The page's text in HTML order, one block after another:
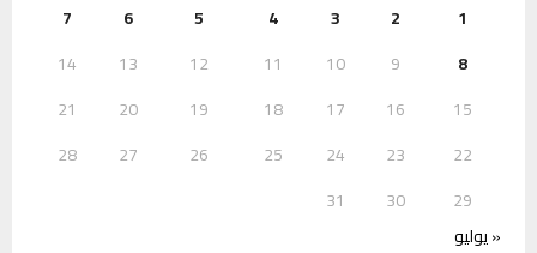
1
2
3
4
5
6
7
8
9
10
11
12
13
14
15
16
17
18
19
20
21
22
23
24
25
26
27
28
29
30
31
« يوليو